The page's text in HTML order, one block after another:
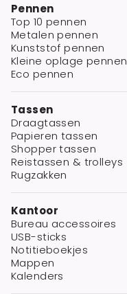
Pennen
Top 10 pennen
Metalen pennen
Kunststof pennen
Kleine oplage pennen
Eco pennen
Tassen
Draagtassen
Papieren tassen
Shopper tassen
Reistassen & trolleys
Rugzakken
Kantoor
Bureau accessoires
USB-sticks
Notitieboekjes
Mappen
Kalenders